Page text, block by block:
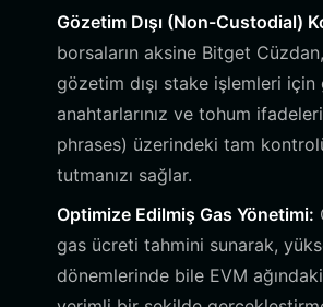
Gözetim Dışı (Non-Custodial)
borsaların aksine Bitget
gözetim dışı stake işlemleri
anahtarlarınız ve tohum
phrases) üzerindeki tam
tutmanızı sağlar.
Optimize Edilmiş Gas Yönetimi:
gas ücreti tahmini sunarak,
dönemlerinde bile EVM